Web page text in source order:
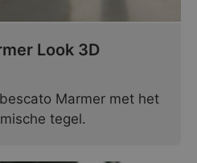
Look 3D
Marmer met het
tegel.